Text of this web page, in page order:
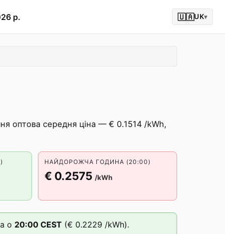
р. 🇺🇦UK▾
оптова середня ціна — € 0.1514 /kWh,
НАЙДОРОЖЧА ГОДИНА (20:00)
€ 0.2575 /kWh
о 20:00 CEST (€ 0.2229 /kWh).